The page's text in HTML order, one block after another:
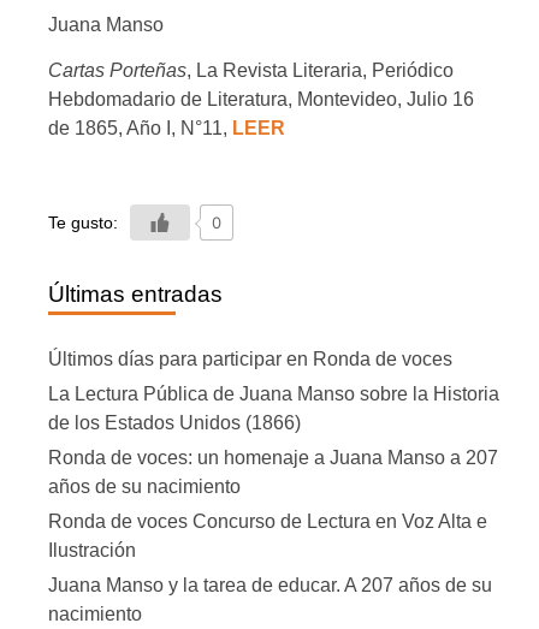
Juana Manso
Cartas Porteñas, La Revista Literaria, Periódico
Hebdomadario de Literatura, Montevideo, Julio 16
de 1865, Año I, N°11, LEER
Te gusto: 0
Últimas entradas
Últimos días para participar en Ronda de voces
La Lectura Pública de Juana Manso sobre la Historia
de los Estados Unidos (1866)
Ronda de voces: un homenaje a Juana Manso a 207
años de su nacimiento
Ronda de voces Concurso de Lectura en Voz Alta e
Ilustración
Juana Manso y la tarea de educar. A 207 años de su
nacimiento